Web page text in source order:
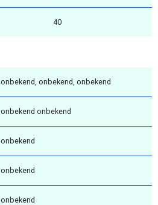
40
onbekend, onbekend, onbekend
onbekend onbekend
onbekend
onbekend
onbekend